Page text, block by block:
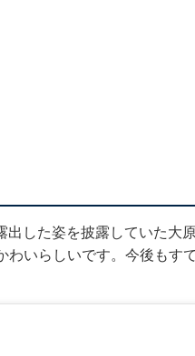
出した姿を披露 していた大
いらしいです。今後もす